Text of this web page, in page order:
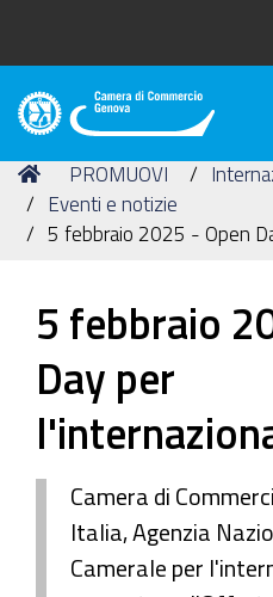
Camera
Commercio
di
Genova
Tu
sei
qui:
Home
PROMUOVI
Eventi e notizie
5 febbraio 2025 - Open
5 febbraio
Day per
Camera di
Italia, Agenzia
Camerale per